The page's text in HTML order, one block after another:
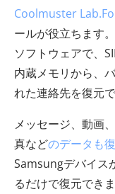
Coolmuster
ールが役立ちます
ソフトウェアで、
内蔵メモリから、
れた連絡先を復元で
メッセージ、動画
真などのデータも
Samsungデバイス
るだけで復元でき